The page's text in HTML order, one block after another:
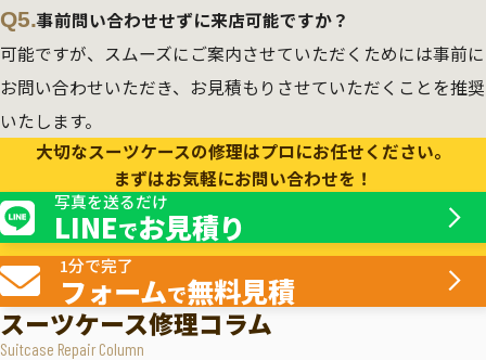
Q5.事前問い合わせせずに来店可能ですか？
可能ですが、スムーズにご案内させていただくためには事前に
お問い合わせいただき、お見積もりさせていただくことを推奨
いたします。
大切なスーツケースの修理はプロにお任せください。
まずはお気軽にお問い合わせを！
写真を送るだけ
LINEでお見積り
1分で完了
フォームで無料見積
スーツケース修理コラム
Suitcase Repair Column